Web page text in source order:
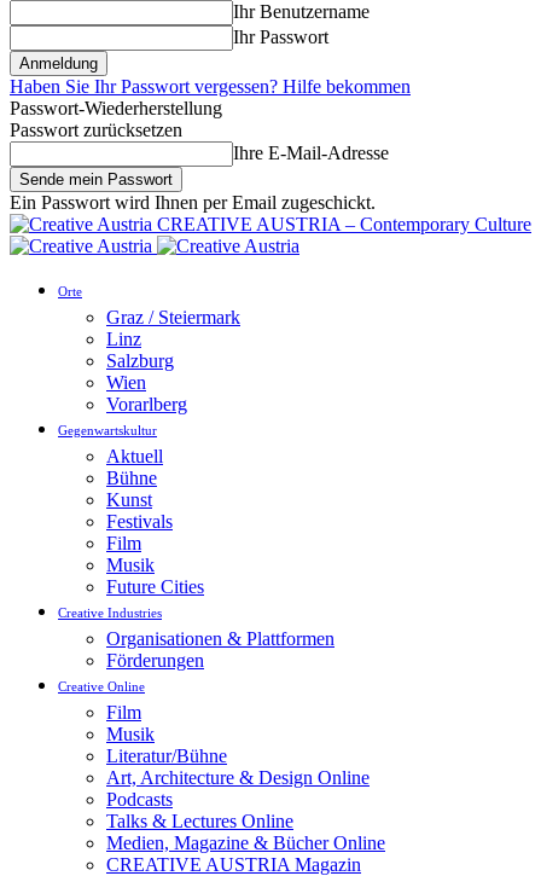
Ihr Benutzername
Ihr Passwort
Haben Sie Ihr Passwort vergessen? Hilfe bekommen
Passwort-Wiederherstellung
Passwort zurücksetzen
Ihre E-Mail-Adresse
Ein Passwort wird Ihnen per Email zugeschickt.
CREATIVE AUSTRIA – Contemporary Culture
Orte
Graz / Steiermark
Linz
Salzburg
Wien
Vorarlberg
Gegenwartskultur
Aktuell
Bühne
Kunst
Festivals
Film
Musik
Future Cities
Creative Industries
Organisationen & Plattformen
Förderungen
Creative Online
Film
Musik
Literatur/Bühne
Art, Architecture & Design Online
Podcasts
Talks & Lectures Online
Medien, Magazine & Bücher Online
CREATIVE AUSTRIA Magazin